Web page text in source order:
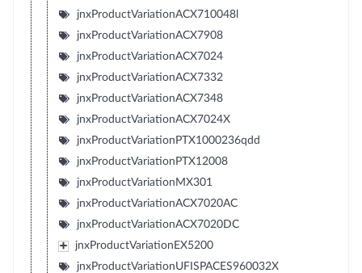
jnxProductVariationACX710048l
jnxProductVariationACX7908
jnxProductVariationACX7024
jnxProductVariationACX7332
jnxProductVariationACX7348
jnxProductVariationACX7024X
jnxProductVariationPTX1000236qdd
jnxProductVariationPTX12008
jnxProductVariationMX301
jnxProductVariationACX7020AC
jnxProductVariationACX7020DC
jnxProductVariationEX5200
jnxProductVariationUFISPACES960032X